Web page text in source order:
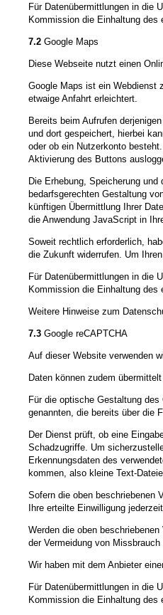
Für Datenübermittlungen in die
Kommission die Einhaltung des
7.2 Google Maps
Diese Webseite nutzt einen
Google Maps ist ein Webdienst
etwaige Anfahrt erleichtert.
Bereits beim Aufrufen
und dort gespeichert, hierbei
oder ob ein Nutzerkonto
Aktivierung des Buttons
Die Erhebung, Speicherung
bedarfsgerechten Gestaltung
künftigen Übermittlung Ihrer
die Anwendung JavaScript in
Soweit rechtlich erforderlich,
die Zukunft widerrufen. Um
Für Datenübermittlungen in die
Kommission die Einhaltung des
Weitere Hinweise zum
7.3 Google reCAPTCHA
Auf dieser Website verwenden
Daten können zudem
Für die optische Gestaltung
genannten, die bereits über die
Der Dienst prüft, ob eine
Schadzugriffe. Um
Erkennungsdaten des
kommen, also kleine Text-
Sofern die oben beschriebenen
Ihre erteilte Einwilligung
Werden die oben
der Vermeidung von
Wir haben mit dem Anbieter
Für Datenübermittlungen in die
Kommission die Einhaltung des